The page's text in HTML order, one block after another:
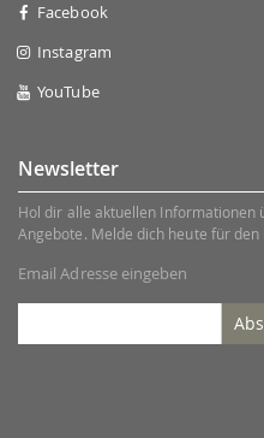
Facebook
Instagram
YouTube
Newsletter
Hol dir alle aktuellen Informationen
Angebote. Melde dich heute für den
Email Adresse eingeben